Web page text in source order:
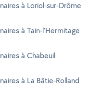
à Loriol-sur-Drôme
à Tain-l'Hermitage
à Chabeuil
à La Bâtie-Rolland